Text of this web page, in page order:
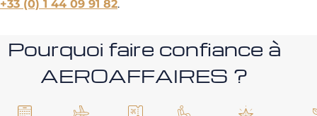
+33 (0) 1 44 09 91 82.
Pourquoi faire confiance à
AEROAFFAIRES ?